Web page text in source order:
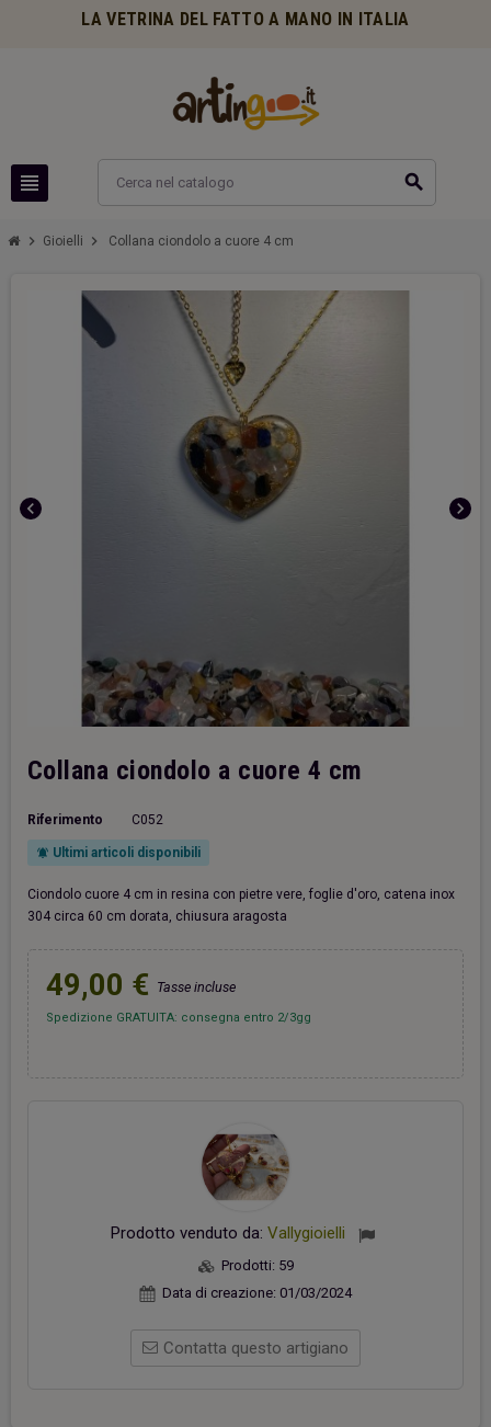
LA VETRINA DEL FATTO A MANO IN ITALIA
view_headline search
chevron_right Gioielli chevron_right Collana ciondolo a cuore 4 cm
chevron_left chevron_right
Collana ciondolo a cuore 4 cm
Riferimento C052
notifications_active Ultimi articoli disponibili
Ciondolo cuore 4 cm in resina con pietre vere, foglie d'oro, catena inox
304 circa 60 cm dorata, chiusura aragosta
49,00 € Tasse incluse
Spedizione GRATUITA: consegna entro 2/3gg
Prodotto venduto da: Vallygioielli
Prodotti: 59
Data di creazione: 01/03/2024
Contatta questo artigiano